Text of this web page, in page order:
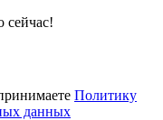
сейчас!
Политику
данных